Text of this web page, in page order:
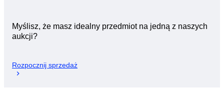
Myślisz, że masz idealny przedmiot na jedną z naszych
aukcji?
Rozpocznij sprzedaż